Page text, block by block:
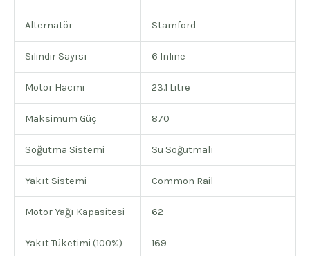
Alternatör Stamford
Silindir Sayısı 6 Inline
Motor Hacmi 23.1 Litre
Maksimum Güç 870
Soğutma Sistemi Su Soğutmalı
Yakıt Sistemi Common Rail
Motor Yağı Kapasitesi 62
Yakıt Tüketimi (100%) 169